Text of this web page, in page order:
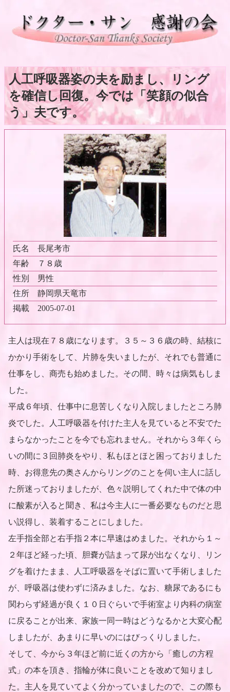
人工呼吸器姿の夫を励まし、リング
を確信し回復。今では「笑顔の似合
う」夫です。
氏名
長尾考市
年齢
７８歳
性別
男性
住所
静岡県天竜市
掲載
2005-07-01
主人は現在７８歳になります。３５～３６歳の時、結核に
かかり手術をして、片肺を失いましたが、それでも普通に
仕事をし、商売も始めました。その間、時々は病気もしま
した。
平成６年頃、仕事中に息苦しくなり入院しましたところ肺
炎でした。人工呼吸器を付けた主人を見ていると不安でた
まらなかったことを今でも忘れません。それから３年くら
いの間に３回肺炎をやり、私もほとほと困っておりました
時、お得意先の奥さんからリングのことを伺い主人に話し
た所迷っておりましたが、色々説明してくれた中で体の中
に酸素が入ると聞き、私は今主人に一番必要なものだと思
い説得し、装着することにしました。
左手指全部と右手指２本に早速はめました。それから１～
２年ほど経った頃、胆嚢が詰まって尿が出なくなり、リン
グを着けたまま、人工呼吸器をそばに置いて手術しました
が、呼吸器は使わずに済みました。なお、糖尿であるにも
関わらず経過が良く１０日ぐらいで手術室より内科の病室
に戻ることが出来、家族一同一時はどうなるかと大変心配
しましたが、あまりに早いのにはびっくりしました。
そして、今から３年ほど前に近くの方から「癒しの方程
式」の本を頂き、指輪が体に良いことを改めて知りまし
た。主人を見ていてよく分かっていましたので、この際も